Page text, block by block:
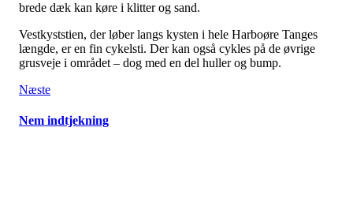
brede dæk kan køre i klitter og sand.
Vestkyststien, der løber langs kysten i hele Harboøre Tanges
længde, er en fin cykelsti. Der kan også cykles på de øvrige
grusveje i området – dog med en del huller og bump.
Indlægsnavigation
Næste
Nem indtjekning